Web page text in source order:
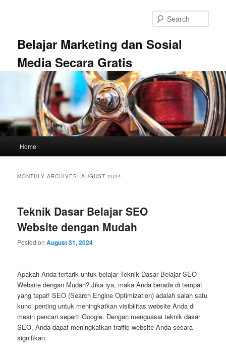
Belajar Marketing dan Sosial
Media Secara Gratis
Home
MONTHLY ARCHIVES:AUGUST 2024
Teknik Dasar Belajar SEO
Website dengan Mudah
Posted onAugust 31, 2024
Apakah Anda tertarik untuk belajar Teknik Dasar Belajar SEO
Website dengan Mudah? Jika iya, maka Anda berada di tempat
yang tepat! SEO (Search Engine Optimization) adalah salah satu
kunci penting untuk meningkatkan visibilitas website Anda di
mesin pencari seperti Google. Dengan menguasai teknik dasar
SEO, Anda dapat meningkatkan traffic website Anda secara
signifikan.